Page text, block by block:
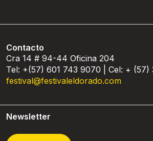
Contacto
Cra 14 # 94-44 Oficina 204
Tel: +(57) 601 743 9070 | Cel: + (57)
festival@festivaleldorado.com
Newsletter